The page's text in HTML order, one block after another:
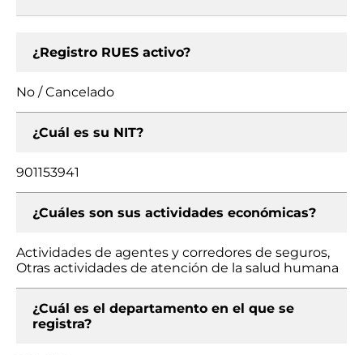
¿Registro RUES activo?
No / Cancelado
¿Cuál es su NIT?
901153941
¿Cuáles son sus actividades económicas?
Actividades de agentes y corredores de seguros,
Otras actividades de atención de la salud humana
¿Cuál es el departamento en el que se
registra?